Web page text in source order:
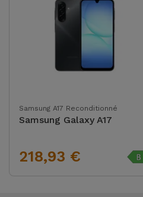
Samsung A17 Reconditionné
Samsung Galaxy A17
218,93 €